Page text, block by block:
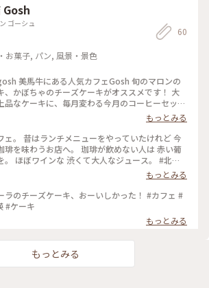
Gosh
ゴーシュ
お菓子, パン, 風景・景色
60
旬のマロンの
かぼちゃのチーズケーキがオススメです！ 大
品なケーキに、毎月変わる今月のコーヒーセット
ゆっくりおひ
めな大人のカフェです☕︎︎‎𓂃 自家焙煎で、珈
、ペーパーかネルや豆の量なども選べて珈琲好き
ライブ #Myことりっぷ #北海
#美瑛 #美瑛カフェ #カフェ #珈琲 #コーヒー #
もっとみる
いたけれど 今
お店へ。 珈琲が飲めない人は 赤い葡
#北海
フェ#自然焙煎珈琲店Gosh#赤い葡萄ジュース
もっとみる
ラのチーズケーキ、おーいしかった！ #カフェ #
#ケーキ
もっとみる
もっとみる